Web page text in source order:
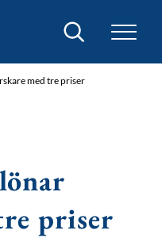
Sök
med tre priser
priser